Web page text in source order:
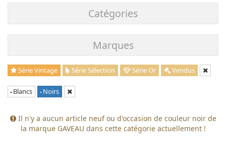
Catégories
Marques
Série Vintage Série Sélection Série Or Vendus
Blancs Noirs
Il n'y a aucun article neuf ou d'occasion de couleur noir de
la marque GAVEAU dans cette catégorie actuellement !